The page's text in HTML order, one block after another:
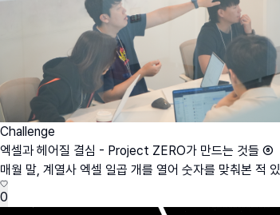
Challenge
엑셀과 헤어질 결심 - Project ZERO가 만드는 것들 ⑥
매월 말, 계열사 엑셀 일곱 개를 열어 숫자를 맞춰본 적
0